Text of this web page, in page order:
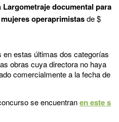
Largometraje documental para
operaprimistasde $
estas últimas dos categorías
obras cuya directora no haya
comercialmente a la fecha de
se encuentranen este s